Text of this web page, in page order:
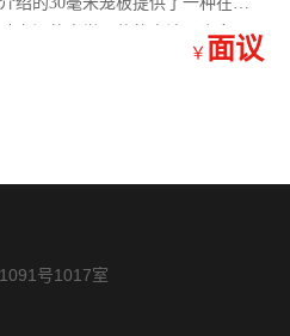
之间的光学元件的方法。许多元
分接头进行后置安装。
￥ 面议
号1017室